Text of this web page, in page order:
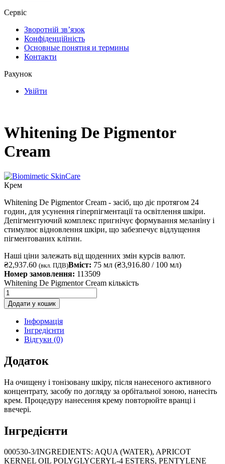
Сервіс
Зворотній зв’язок
Конфіденційність
Основные понятия и термины
Контакти
Рахунок
Увійти
Whitening De Pigmentor
Cream
Крем
Whitening De Pigmentor Cream - засіб, що діє протягом 24
годин, для усунення гіперпігментації та освітлення шкіри.
Депігментуючий комплекс пригнічує формування меланіну і
стимулює відновлення шкіри, що забезпечує відлущення
пігментованих клітин.
Наші ціни залежать від щоденних змін курсів валют.
₴2,937.60 (вкл. ПДВ)Вміст: 75 мл (₴3,916.80 / 100 мл)
Номер замовлення: 113509
Whitening De Pigmentor Cream кількість
Додати у кошик
Інформація
Інгредієнти
Відгуки (0)
Додаток
На очищену і тонізовану шкіру, після нанесеного активного
концентрату, засобу по догляду за орбітальної зоною, нанесіть
крем. Процедуру нанесення крему повторюйте вранці і
ввечері.
Інгредієнти
000530-3/INGREDIENTS: AQUA (WATER), APRICOT
KERNEL OIL POLYGLYCERYL-4 ESTERS, PENTYLENE